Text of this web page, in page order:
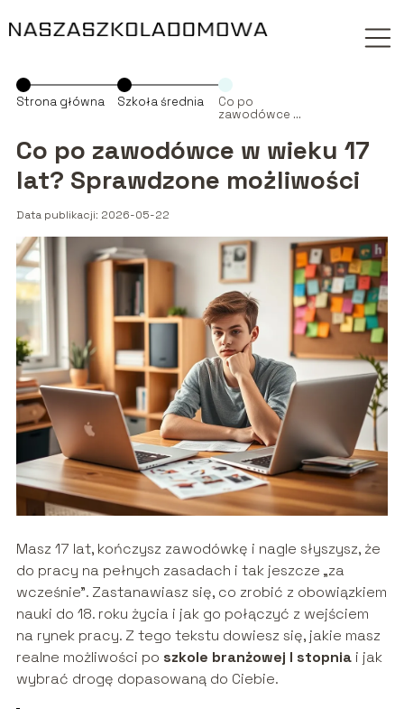
Strona główna Szkoła średnia
Co po
zawodówce w
Sprawdzone
możliwości
Co po zawodówce w wieku 17
lat? Sprawdzone możliwości
Data publikacji: 2026-05-22
Masz 17 lat, kończysz zawodówkę i nagle słyszysz, że
do pracy na pełnych zasadach i tak jeszcze „za
wcześnie”. Zastanawiasz się, co zrobić z obowiązkiem
nauki do 18. roku życia i jak go połączyć z wejściem
na rynek pracy. Z tego tekstu dowiesz się, jakie masz
realne możliwości po szkole branżowej I stopniai jak
wybrać drogę dopasowaną do Ciebie.